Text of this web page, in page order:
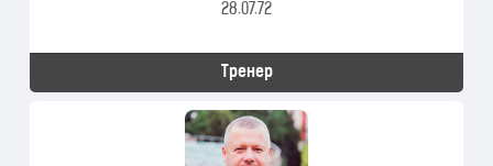
28.07.72
Тренер